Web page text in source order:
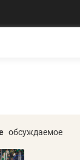
обсуждаемое